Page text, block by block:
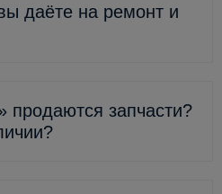
даёте на ремонт и
продаются запчасти?